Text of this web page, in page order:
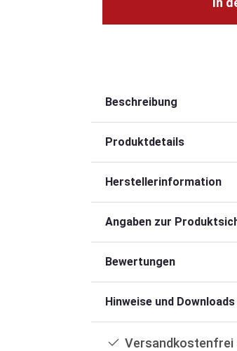
Beschreibung
Produktdetails
Herstellerinformation
Angaben zur
Bewertungen
Hinweise und Downloads
Versandkostenfrei